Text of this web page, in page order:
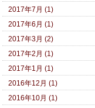
2017年7月 (1)
2017年6月 (1)
2017年3月 (2)
2017年2月 (1)
2017年1月 (1)
2016年12月 (1)
2016年10月 (1)